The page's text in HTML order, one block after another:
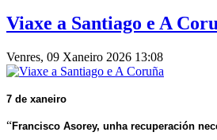
Viaxe a Santiago e A
Venres, 09 Xaneiro 2026 13:08
7 de xaneiro
“Francisco Asorey, unha recuperación